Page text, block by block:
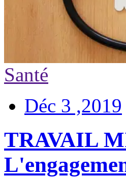
Santé
Déc 3 ,2019
TRAVAIL